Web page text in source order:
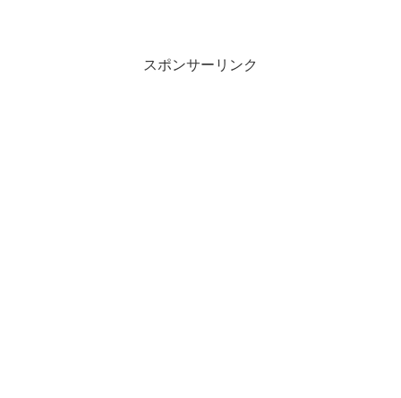
スポンサーリンク